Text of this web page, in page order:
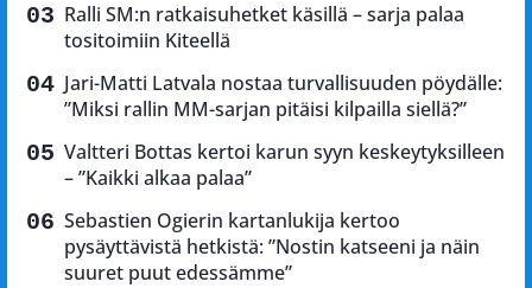
Ralli SM:n ratkaisuhetket käsillä – sarja palaa
tositoimiin Kiteellä
Jari-Matti Latvala nostaa turvallisuuden pöydälle:
”Miksi rallin MM-sarjan pitäisi kilpailla siellä?”
Valtteri Bottas kertoi karun syyn keskeytyksilleen
– ”Kaikki alkaa palaa”
Sebastien Ogierin kartanlukija kertoo
pysäyttävistä hetkistä: ”Nostin katseeni ja näin
suuret puut edessämme”